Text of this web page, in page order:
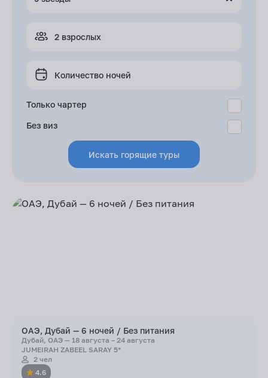
2 взрослых
Количество ночей
Только чартер
Без виз
Искать горящие туры
ОАЭ, Дубай — 6 ночей / Без питания
Дубай, ОАЭ — 18 августа – 24 августа
JUMEIRAH ZABEEL SARAY 5*
2 чел
4.6